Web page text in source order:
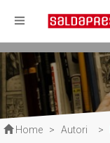
Home > Autori >